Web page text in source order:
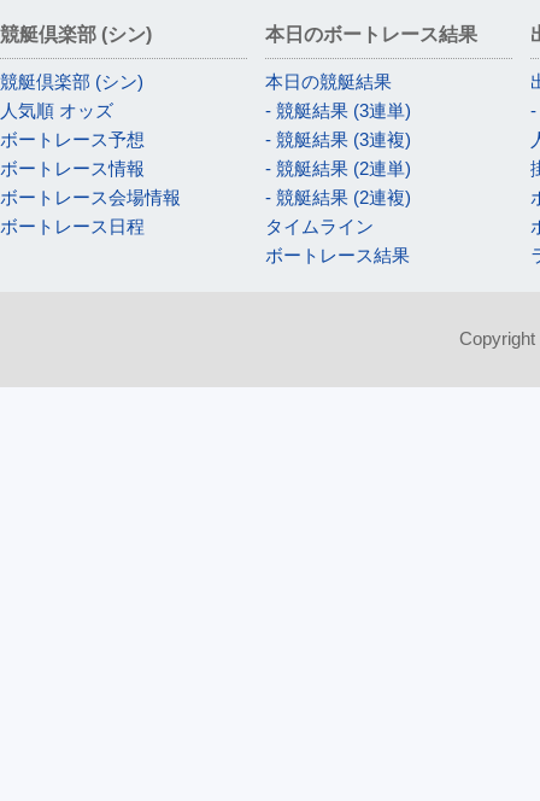
競艇倶楽部 (シン)
競艇倶楽部 (シン)
人気順 オッズ
ボートレース予想
ボートレース情報
ボートレース会場情報
ボートレース日程
本日のボートレース結果
本日の競艇結果
- 競艇結果 (3連単)
- 競艇結果 (3連複)
- 競艇結果 (2連単)
- 競艇結果 (2連複)
タイムライン
ボートレース結果
-